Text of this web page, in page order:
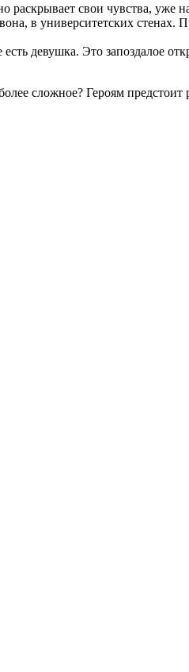
свои чувства, уже
в университетских
девушка. Это запоздалое
сложное? Героям